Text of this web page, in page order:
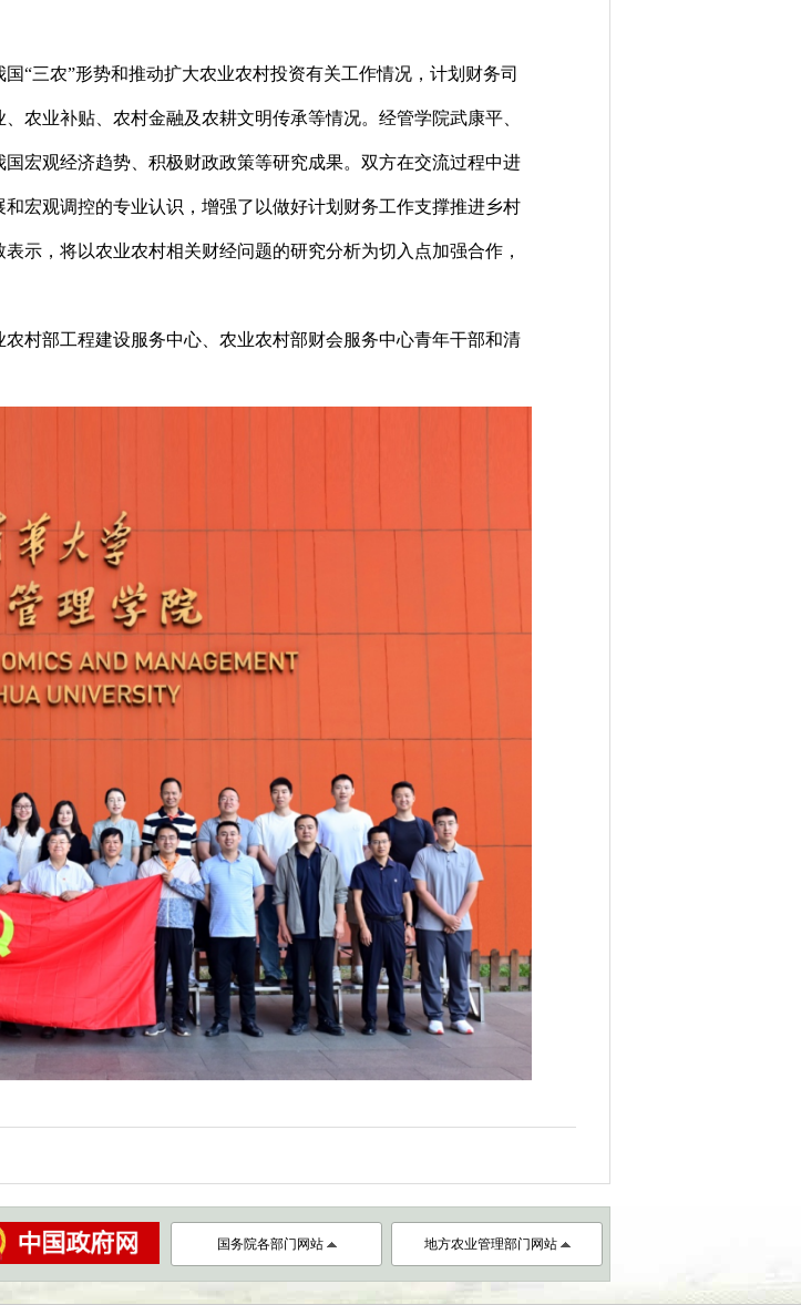
国“三农”形势和推动扩大农业农村投资有关工作情况，计划财务司
农业补贴、农村金融及农耕文明传承等情况。经管学院武康平、
宏观经济趋势、积极财政政策等研究成果。双方在交流过程中进
宏观调控的专业认识，增强了以做好计划财务工作支撑推进乡村
示，将以农业农村相关财经问题的研究分析为切入点加强合作，
村部工程建设服务中心、农业农村部财会服务中心青年干部和清
国务院各部门网站 地方农业管理部门网站